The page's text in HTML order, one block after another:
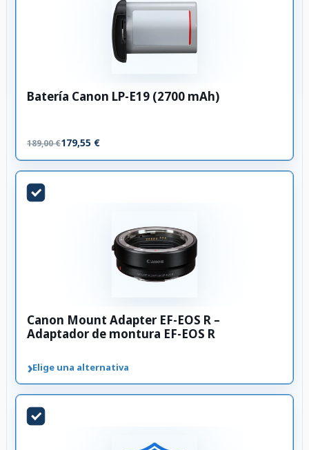
Batería Canon LP-E19 (2700 mAh)
189,00 €179,55 €
Canon Mount Adapter EF-EOS R –
Adaptador de montura EF-EOS R
›Elige una alternativa